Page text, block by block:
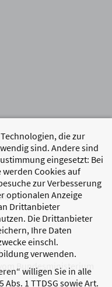
die zur
sind. Andere sind
eingesetzt: Bei
Cookies auf
zur Verbesserung
optionalen Anzeige
Drittanbieter
Die Drittanbieter
Ihre Daten
einschl.
verwenden.
willigen Sie in alle
1 TTDSG sowie Art.
Bundesministerium